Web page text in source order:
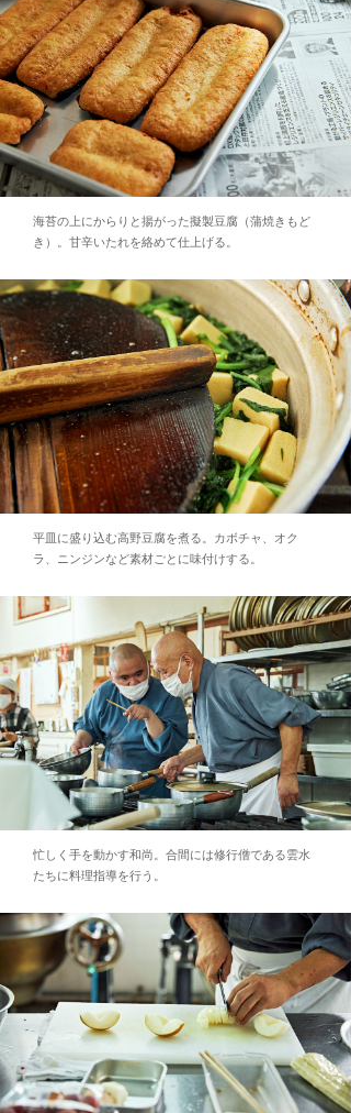
海苔の上にからりと揚がった擬製豆腐（蒲焼きもど
き）。甘辛いたれを絡めて仕上げる。
平皿に盛り込む高野豆腐を煮る。カボチャ、オク
ラ、ニンジンなど素材ごとに味付けする。
忙しく手を動かす和尚。合間には修行僧である雲水
たちに料理指導を行う。